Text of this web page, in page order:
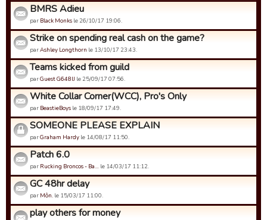
BMRS Adieu
par Black Monks le 26/10/17 19:06.
Strike on spending real cash on the game?
parAshley Longthorn le 13/10/17 23:43.
Teams kicked from guild
parGuest G648IJ le 25/09/17 07:56.
White Collar Corner(WCC), Pro's Only
par BeastieBoys le 18/09/17 17:49.
SOMEONE PLEASE EXPLAIN
parGraham Hardy le 14/08/17 11:50.
Patch 6.0
par Rucking Broncos - Ba… le 14/03/17 11:12.
GC 48hr delay
par Môn. le 15/03/17 11:00.
play others for money